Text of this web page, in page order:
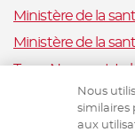
Ministère de la
Ministère de la
Terre-Neuve-et-
Nova Scotia
Ministère de la
Nous
similaires
aux